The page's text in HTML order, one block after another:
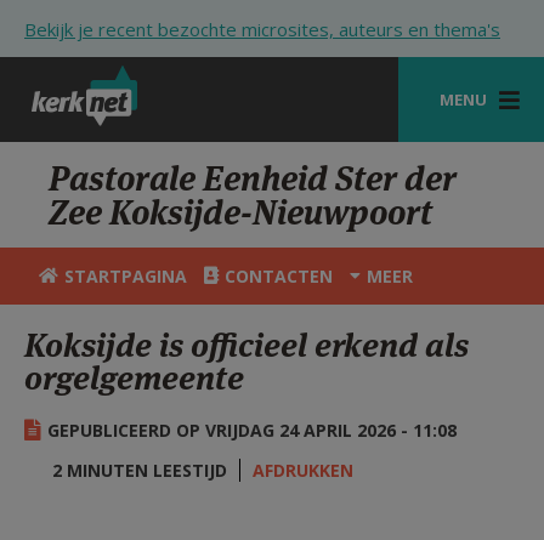
Bekijk je recent bezochte microsites, auteurs en thema's
MENU
STARTPAGINA
KERK
VIERINGEN
ZOEKEN
HULP
STARTPAGINA PORTAAL
Pastorale Eenheid Ster der
Zee Koksijde-Nieuwpoort
STARTPAGINA CONTACTEN MEER
Koksijde is officieel erkend als
orgelgemeente
GEPUBLICEERD OP VRIJDAG 24 APRIL 2026 - 11:08
2 MINUTEN LEESTIJD
AFDRUKKEN